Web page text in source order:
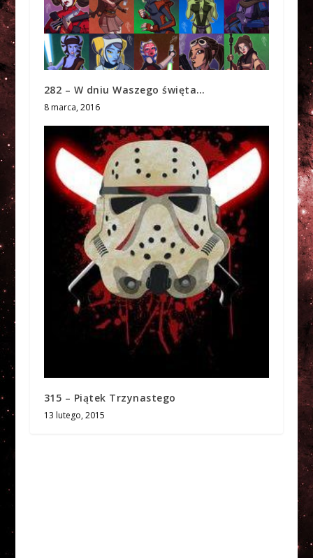
282 – W dniu Waszego święta…
8 marca, 2016
315 – Piątek Trzynastego
13 lutego, 2015